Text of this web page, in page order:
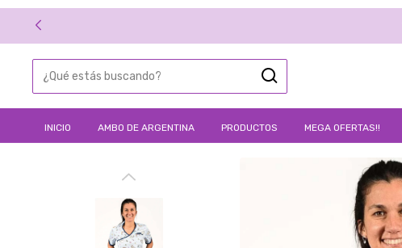
INICIO AMBO DE ARGENTINA PRODUCTOS MEGA OFERTAS!!